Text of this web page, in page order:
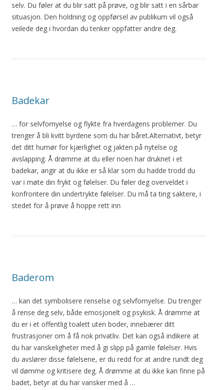
selv. Du føler at du blir satt på prøve, og blir satt i en sårbar
situasjon. Den holdning og oppførsel av publikum vil også
veilede deg i hvordan du tenker oppfatter andre deg.
Badekar
… for selvfornyelse og flykte fra hverdagens problemer. Du
trenger å bli kvitt byrdene som du har båret.Alternativt, betyr
det ditt humør for kjærlighet og jakten på nytelse og
avslapping. Å drømme at du eller noen har druknet i et
badekar, angir at du ikke er så klar som du hadde trodd du
var i møte din frykt og følelser. Du føler deg overveldet i
konfrontere din undertrykte følelser. Du må ta ting saktere, i
stedet for å prøve å hoppe rett inn
Baderom
… kan det symbolisere renselse og selvfornyelse. Du trenger
å rense deg selv, både emosjonelt og psykisk. Å drømme at
du er i et offentlig toalett uten boder, innebærer ditt
frustrasjoner om å få nok privatliv. Det kan også indikere at
du har vanskeligheter med å gi slipp på gamle følelser. Hvis
du avslører disse følelsene, er du redd for at andre rundt deg
vil dømme og kritisere deg. Å drømme at du ikke kan finne på
badet, betyr at du har vansker med å …